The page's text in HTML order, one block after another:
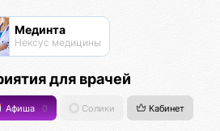
Мединта
Нексус медицины
для врачей
Афиша 0 Солики Кабинет